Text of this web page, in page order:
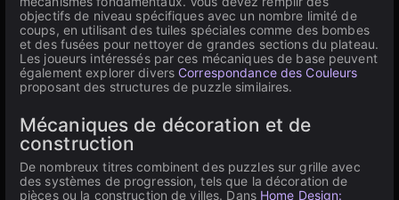
objectifs de niveau spécifiques avec un nombre limité de
coups, en utilisant des tuiles spéciales comme des bombes
et des fusées pour nettoyer de grandes sections du plateau.
Les joueurs intéressés par ces mécaniques de base peuvent
également explorer divers Correspondance des Couleurs
proposant des structures de puzzle similaires.
Mécaniques de décoration et de
construction
De nombreux titres combinent des puzzles sur grille avec
des systèmes de progression, tels que la décoration de
pièces ou la construction de villes. Dans Home Design: